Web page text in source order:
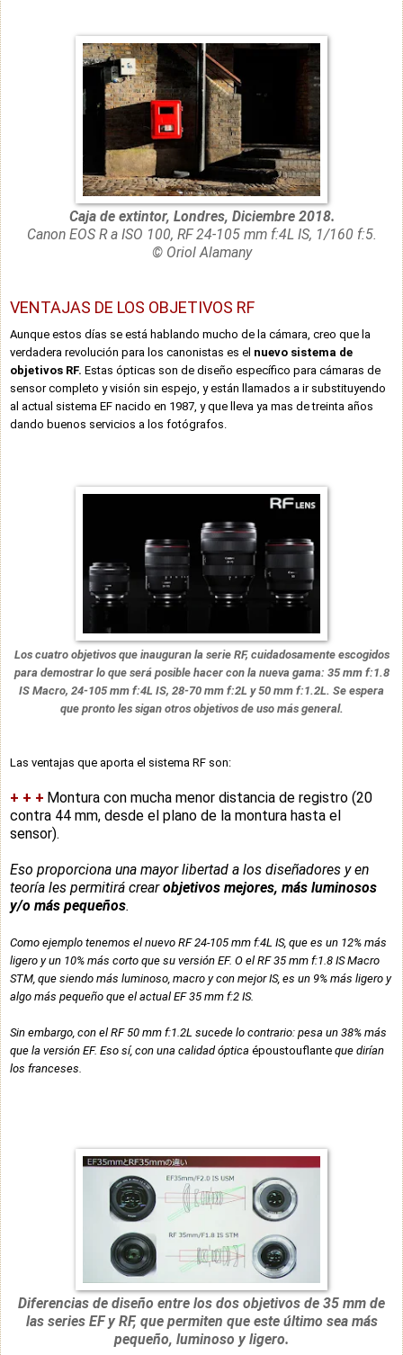
Caja de extintor, Londres, Diciembre 2018.
Canon EOS R a ISO 100, RF 24-105 mm f:4L IS, 1/160 f:5.
© Oriol Alamany
VENTAJAS DE LOS OBJETIVOS RF
Aunque estos días se está hablando mucho de la cámara, creo que la
verdadera revolución para los canonistas es el nuevo sistema de
objetivos RF. Estas ópticas son de diseño específico para cámaras de
sensor completo y visión sin espejo, y están llamados a ir substituyendo
al actual sistema EF nacido en 1987, y que lleva ya mas de treinta años
dando buenos servicios a los fotógrafos.
Los cuatro objetivos que inauguran la serie RF, cuidadosamente escogidos
para demostrar lo que será posible hacer con la nueva gama: 35 mm f:1.8
IS Macro, 24-105 mm f:4L IS, 28-70 mm f:2L y 50 mm f:1.2L. Se espera
que pronto les sigan otros objetivos de uso más general.
Las ventajas que aporta el sistema RF son:
+ + + Montura con mucha menor distancia de registro (20
contra 44 mm, desde el plano de la montura hasta el
sensor).
Eso proporciona una mayor libertad a los diseñadores y en
teoría les permitirá crearobjetivos mejores, más luminosos
y/o más pequeños.
Como ejemplo tenemos el nuevo RF 24-105 mm f:4L IS, que es un 12% más
ligero y un 10% más corto que su versión EF. O el RF 35 mm f:1.8 IS Macro
STM, que siendo más luminoso, macro y con mejor IS, es un 9% más ligero y
algo más pequeño que el actual EF 35 mm f:2 IS.
Sin embargo, con el RF 50 mm f:1.2L sucede lo contrario: pesa un 38% más
que la versión EF. Eso sí, con una calidad óptica époustouflante que dirían
los franceses.
Diferencias de diseño entre los dos objetivos de 35 mm de
las series EF y RF, que permiten que este último sea más
pequeño, luminoso y ligero.